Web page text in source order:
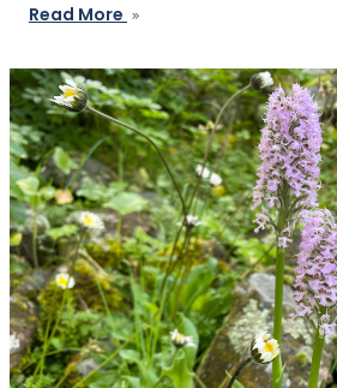
Read More